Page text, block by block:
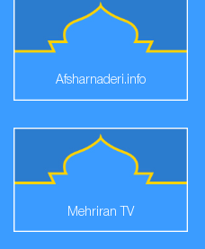
Afsharnaderi.info
Mehriran TV